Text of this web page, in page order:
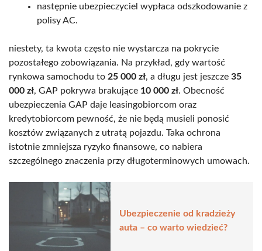
następnie ubezpieczyciel wypłaca odszkodowanie z
polisy AC.
niestety, ta kwota często nie wystarcza na pokrycie
pozostałego zobowiązania. Na przykład, gdy wartość
rynkowa samochodu to 25 000 zł, a długu jest jeszcze 35
000 zł, GAP pokrywa brakujące 10 000 zł. Obecność
ubezpieczenia GAP daje leasingobiorcom oraz
kredytobiorcom pewność, że nie będą musieli ponosić
kosztów związanych z utratą pojazdu. Taka ochrona
istotnie zmniejsza ryzyko finansowe, co nabiera
szczególnego znaczenia przy długoterminowych umowach.
Ubezpieczenie od kradzieży
auta – co warto wiedzieć?